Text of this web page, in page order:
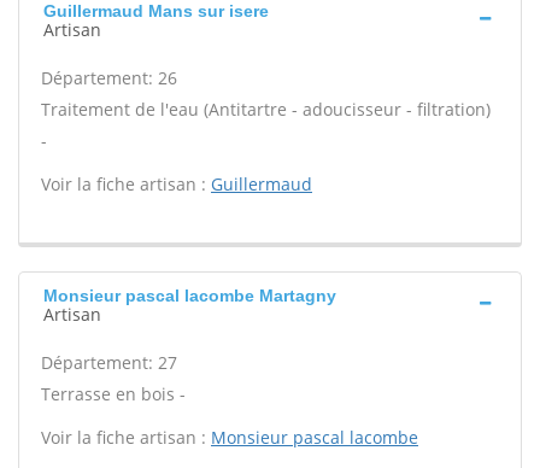
Guillermaud Mans sur isere
Artisan
Département: 26
Traitement de l'eau (Antitartre - adoucisseur - filtration)
-
Voir la fiche artisan : Guillermaud
Monsieur pascal lacombe Martagny
Artisan
Département: 27
Terrasse en bois -
Voir la fiche artisan : Monsieur pascal lacombe